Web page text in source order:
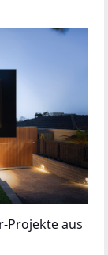
Projekte aus